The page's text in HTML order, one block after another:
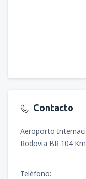
Contacto
Aeroporto
Rodovia BR 104
Teléfono: